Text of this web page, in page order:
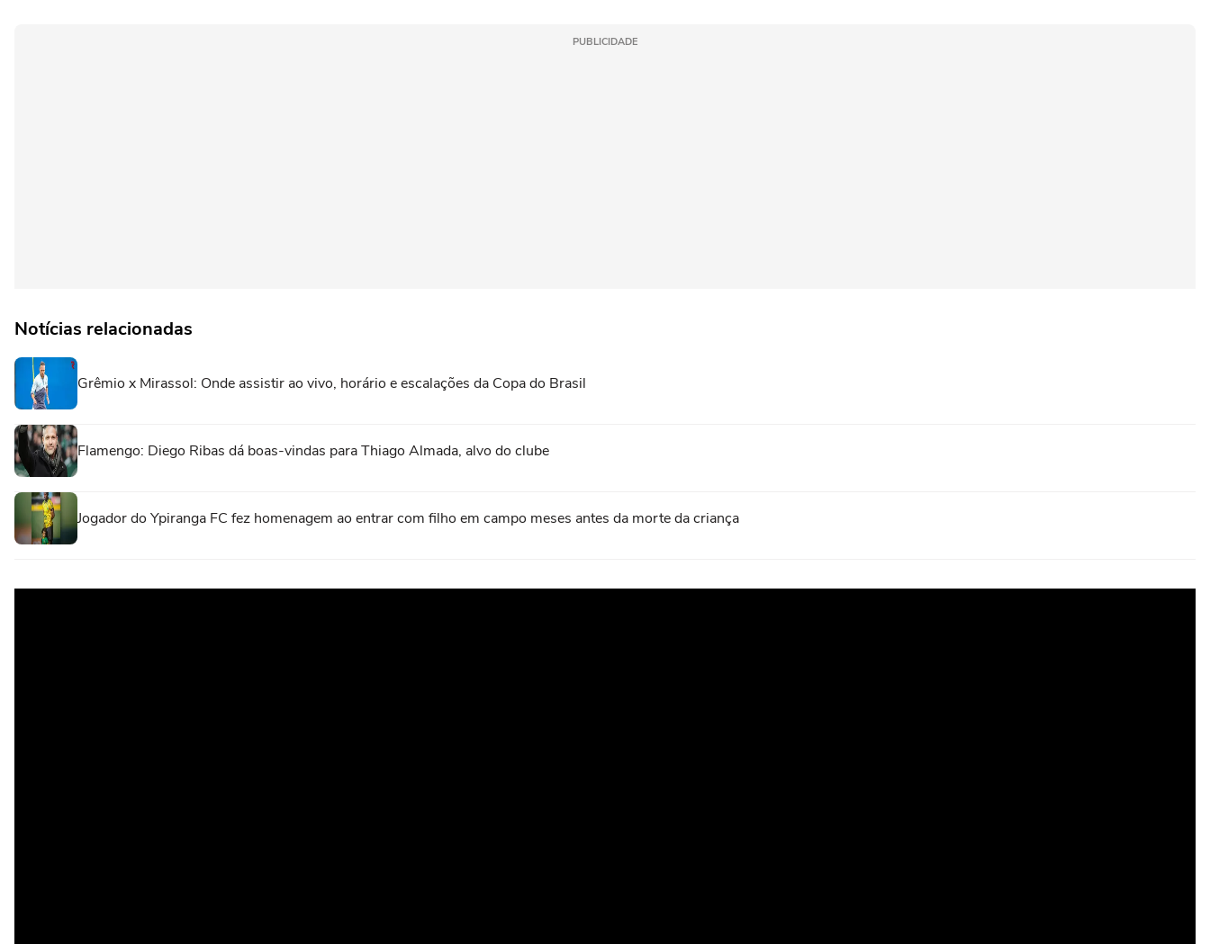
PUBLICIDADE
Notícias relacionadas
Grêmio x Mirassol: Onde assistir ao vivo, horário e escalações da Copa do Brasil
Flamengo: Diego Ribas dá boas-vindas para Thiago Almada, alvo do clube
Jogador do Ypiranga FC fez homenagem ao entrar com filho em campo meses antes da morte da criança